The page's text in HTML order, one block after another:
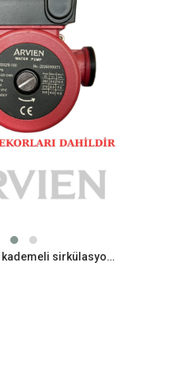
Arvien 32/8-180 3 kademeli sirkülasyon pompası